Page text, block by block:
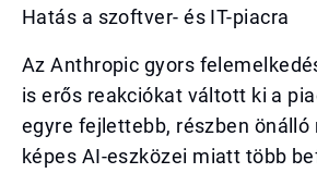
Hatás a szoftver- és IT-piacra
Az Anthropic gyors
is erős reakciókat váltott ki a
egyre fejlettebb, részben önálló
képes AI-eszközei miatt több